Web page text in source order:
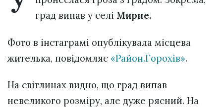
Політика конфіденційності
град випав у селі Мирне.
Фото в інстаграмі опублікувала місцева
жителька, повідомляє «Район.Горохів».
На світлинах видно, що град випав
невеликого розміру, але дуже рясний. На